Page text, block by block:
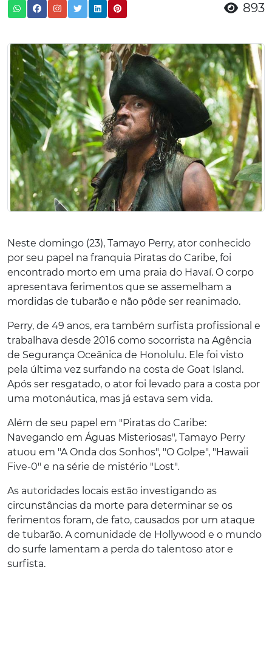
893
Neste domingo (23), Tamayo Perry, ator conhecido
por seu papel na franquia Piratas do Caribe, foi
encontrado morto em uma praia do Havaí. O corpo
apresentava ferimentos que se assemelham a
mordidas de tubarão e não pôde ser reanimado.
Perry, de 49 anos, era também surfista profissional e
trabalhava desde 2016 como socorrista na Agência
de Segurança Oceânica de Honolulu. Ele foi visto
pela última vez surfando na costa de Goat Island.
Após ser resgatado, o ator foi levado para a costa por
uma motonáutica, mas já estava sem vida.
Além de seu papel em "Piratas do Caribe:
Navegando em Águas Misteriosas", Tamayo Perry
atuou em "A Onda dos Sonhos", "O Golpe", "Hawaii
Five-0" e na série de mistério "Lost".
As autoridades locais estão investigando as
circunstâncias da morte para determinar se os
ferimentos foram, de fato, causados por um ataque
de tubarão. A comunidade de Hollywood e o mundo
do surfe lamentam a perda do talentoso ator e
surfista.